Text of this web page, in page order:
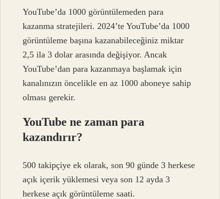
YouTube’da 1000 görüntülemeden para
kazanma stratejileri. 2024’te YouTube’da 1000
görüntüleme başına kazanabileceğiniz miktar
2,5 ila 3 dolar arasında değişiyor. Ancak
YouTube’dan para kazanmaya başlamak için
kanalınızın öncelikle en az 1000 aboneye sahip
olması gerekir.
YouTube ne zaman para
kazandırır?
500 takipçiye ek olarak, son 90 günde 3 herkese
açık içerik yüklemesi veya son 12 ayda 3
herkese açık görüntüleme saati.